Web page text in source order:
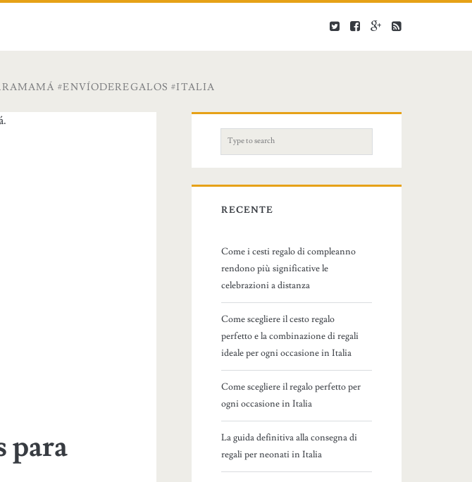
#ENVÍODEREGALOS #ITALIA
para
e
r
c
o
r
:
RECENTE
Come i cesti regalo di compleanno
rendono più significative le
celebrazioni a distanza
Come scegliere il cesto regalo
perfetto e la combinazione di regali
ideale per ogni occasione in Italia
Come scegliere il regalo perfetto per
ogni occasione in Italia
La guida definitiva alla consegna di
regali per neonati in Italia